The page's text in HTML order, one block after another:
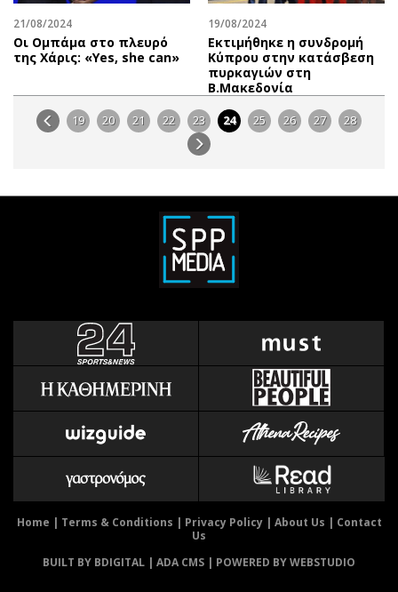
21/08/2024
Οι Ομπάμα στο πλευρό
της Χάρις: «Yes, she can»
19/08/2024
Εκτιμήθηκε η συνδρομή
Κύπρου στην κατάσβεση
πυρκαγιών στη
Β.Μακεδονία
19 20 21 22 23 24 25 26 27 28
Home | Terms & Conditions | Privacy Policy| About Us | Contact
Us
BUILT BY BDIGITAL | ADA CMS | POWERED BY WEBSTUDIO